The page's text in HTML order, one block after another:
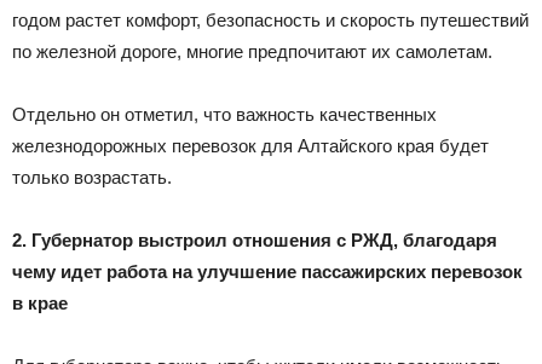
годом растет комфорт, безопасность и скорость путешествий
по железной дороге, многие предпочитают их самолетам.
Отдельно он отметил, что важность качественных
железнодорожных перевозок для Алтайского края будет
только возрастать.
2. Губернатор выстроил отношения с РЖД, благодаря
чему идет работа на улучшение пассажирских перевозок
в крае